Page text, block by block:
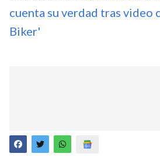
cuenta su verdad tras video
Biker'